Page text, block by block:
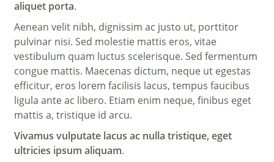
aliquet porta.
Aenean velit nibh, dignissim ac justo ut, porttitor
pulvinar nisi. Sed molestie mattis eros, vitae
vestibulum quam luctus scelerisque. Sed fermentum
congue mattis. Maecenas dictum, neque ut egestas
efficitur, eros lorem facilisis lacus, tempus faucibus
ligula ante ac libero. Etiam enim neque, finibus eget
mattis a, tristique id arcu.
Vivamus vulputate lacus ac nulla tristique, eget
ultricies ipsum aliquam.